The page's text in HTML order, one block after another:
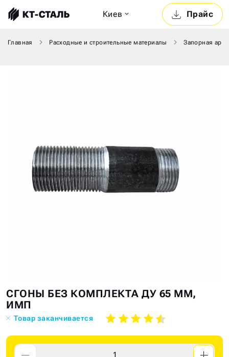
Прайс
Киев
Главная Расходные и строительные материалы Запорная
Skip
to
end
of
the
Skip
to
beginning
of
the
СГОНЫ БЕЗ КОМПЛЕКТА ДУ 65 ММ,
ИМП
Товар заканчивается